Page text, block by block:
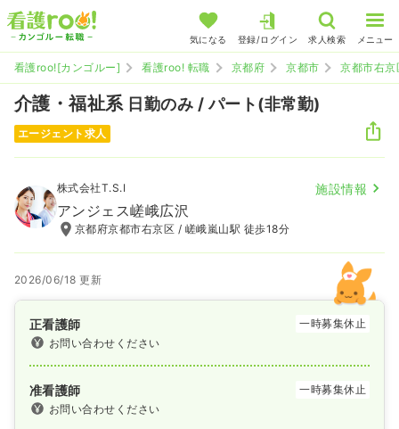
気になる 登録/ログイン 求人検索 メニュー
看護roo![カンゴルー] 看護roo! 転職 京都府 京都市 京都市右京
介護・福祉系 日勤のみ / パート(非常勤)
エージェント求人
株式会社T.S.I 施設情報
アンジェス嵯峨広沢
京都府京都市右京区 / 嵯峨嵐山駅 徒歩18分
2026/06/18 更新
正看護師
一時募集休止
お問い合わせください
准看護師
一時募集休止
お問い合わせください